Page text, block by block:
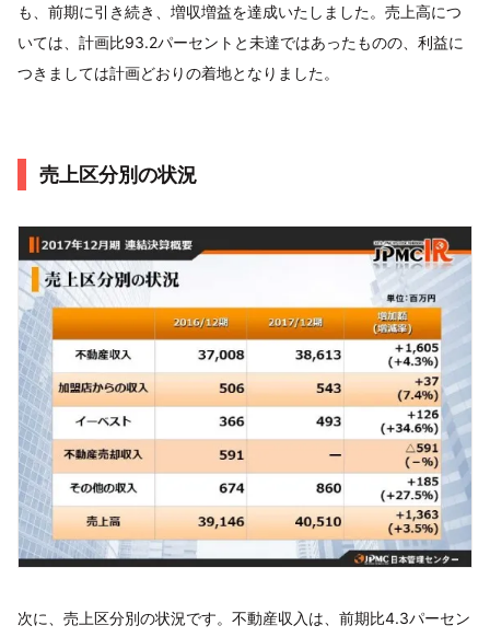
も、前期に引き続き、増収増益を達成いたしました。売上高につ
いては、計画比93.2パーセントと未達ではあったものの、利益に
つきましては計画どおりの着地となりました。
売上区分別の状況
次に、売上区分別の状況です。不動産収入は、前期比4.3パーセン